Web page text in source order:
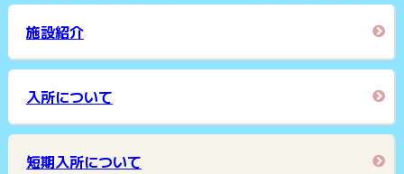
施設紹介
入所について
短期入所について